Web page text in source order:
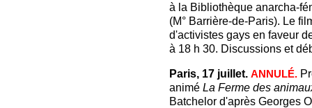
à la Bibliothèque anarcha-
(M° Barrière-de-Paris). Le
d'activistes gays en faveur
à 18 h 30. Discussions et
Paris, 17 juillet. ANNULÉ.
animé La Ferme des
Batchelor d'après Georges